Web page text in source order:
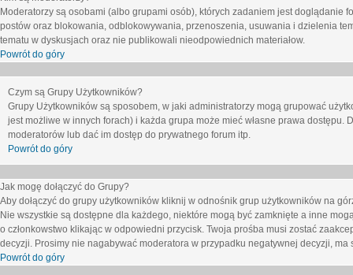
Moderatorzy są osobami (albo grupami osób), których zadaniem jest
postów oraz blokowania, odblokowywania, przenoszenia, usuwania i dzielenia
tematu w dyskusjach oraz nie publikowali nieodpowiednich materiałow.
Powrót do góry
Czym są Grupy Użytkowników?
Grupy Użytkowników są sposobem, w jaki administratorzy mogą grupować
jest możliwe w innych forach) i każda grupa może mieć własne prawa
moderatorów lub dać im dostęp do prywatnego forum itp.
Powrót do góry
Jak mogę dołączyć do Grupy?
Aby dołączyć do grupy użytkowników kliknij w odnośnik grup użytkowników na
Nie wszystkie są dostępne dla każdego, niektóre mogą być zamknięte a inne
o członkowstwo klikając w odpowiedni przycisk. Twoja prośba musi zostać
decyzji. Prosimy nie nagabywać moderatora w przypadku negatywnej decyzji, ma
Powrót do góry